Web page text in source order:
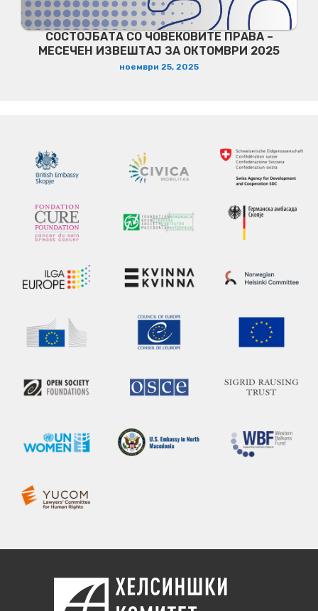
СОСТОЈБАТА СО ЧОВЕКОВИТЕ ПРАВА –
МЕСЕЧЕН ИЗВЕШТАЈ ЗА ОКТОМВРИ 2025
ноември 25, 2025